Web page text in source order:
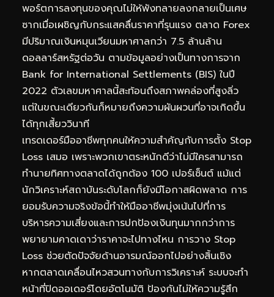
พอร์ตการลงทุนของคุณไม่ให้พังทลายลงกลายเป็นเศษ
ซากเมื่อเผชิญกับกระแสคลื่นราคาที่รุนแรง ตลาด Forex
มีปริมาณเงินหมุนเวียนมหาศาลกว่า 7.5 ล้านล้าน
ดอลลาร์สหรัฐต่อวัน ตามข้อมูลอย่างเป็นทางการจาก
Bank for International Settlements (BIS) ในปี
2022 ตัวเลขมหาศาลนี้สะท้อนถึงสภาพคล่องที่สูงลิ่ว
แต่ในขณะเดียวกันก็หมายถึงความผันผวนที่อาจเกิดขึ้น
ได้ทุกเสี้ยววินาที
เทรดเดอร์มืออาชีพทุกคนให้ความสำคัญกับการตั้ง Stop
Loss เสมอ เพราะพวกเขาตระหนักดีว่าไม่มีใครสามารถ
ทำนายทิศทางตลาดได้ถูกต้อง 100 เปอร์เซ็นต์ แม้แต่
นักวิเคราะห์สถาบันระดับโลกก็ยังมีโอกาสผิดพลาด การ
ยอมรับความจริงข้อนี้ทำให้มืออาชีพมุ่งเน้นไปที่การ
บริหารความเสี่ยงและการปกป้องเงินทุนมากกว่าการ
พยายามคาดเดาว่าราคาจะไปทางไหน การวาง Stop
Loss ช่วยตัดปัจจัยด้านอารมณ์ออกไปอย่างสิ้นเชิง
หากตลาดเคลื่อนไหวสวนทางกับการวิเคราะห์ ระบบจะทำ
หน้าที่ปิดออเดอร์โดยอัตโนมัติ ป้องกันไม่ให้ความรู้สึก